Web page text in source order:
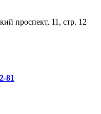
проспект, 11, стр. 12
81